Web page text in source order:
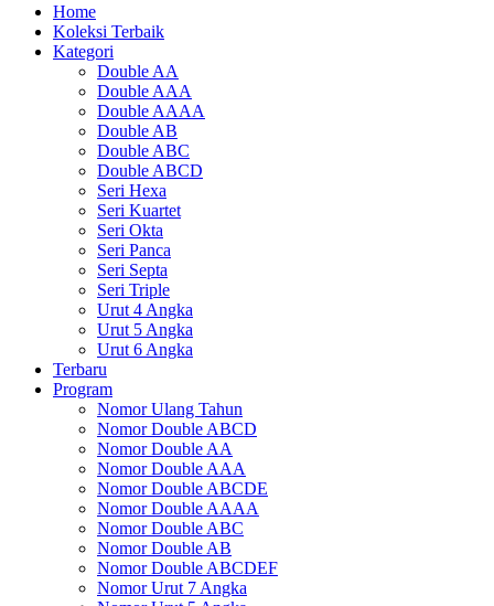
Home
Koleksi Terbaik
Kategori
Double AA
Double AAA
Double AAAA
Double AB
Double ABC
Double ABCD
Seri Hexa
Seri Kuartet
Seri Okta
Seri Panca
Seri Septa
Seri Triple
Urut 4 Angka
Urut 5 Angka
Urut 6 Angka
Terbaru
Program
Nomor Ulang Tahun
Nomor Double ABCD
Nomor Double AA
Nomor Double AAA
Nomor Double ABCDE
Nomor Double AAAA
Nomor Double ABC
Nomor Double AB
Nomor Double ABCDEF
Nomor Urut 7 Angka